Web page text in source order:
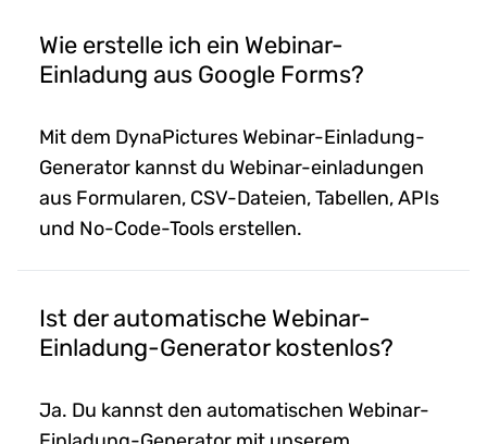
Wie erstelle ich ein Webinar-
Einladung aus Google Forms?
Mit dem DynaPictures Webinar-Einladung-
Generator kannst du Webinar-einladungen
aus Formularen, CSV-Dateien, Tabellen, APIs
und No-Code-Tools erstellen.
Ist der automatische Webinar-
Einladung-Generator kostenlos?
Ja. Du kannst den automatischen Webinar-